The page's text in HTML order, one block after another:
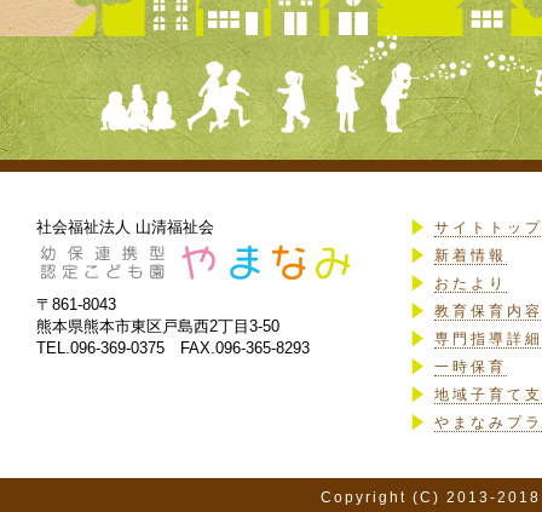
社会福祉法人 山清福祉会
〒861-8043
熊本県熊本市東区戸島西2丁目3-50
TEL.096-369-0375 FAX.096-365-8293
サイトトップ
新着情報
おたより
教育保育内
専門指導詳細
一時保育
地域子育て
やまなみプ
Copyright (C) 2013-